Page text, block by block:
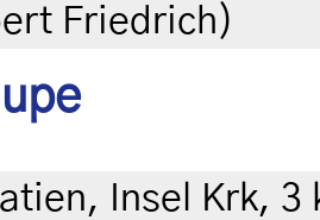
Friedrich)
Insel Krk,